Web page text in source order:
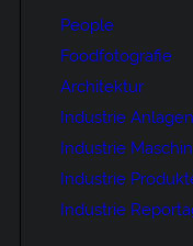
People
Foodfotografie
Architektur
Industrie Anlagen
Industrie
Industrie
Industrie